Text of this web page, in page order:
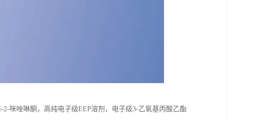
咪唑啉酮，高纯电子级EEP溶剂，电子级3-乙氧基丙酸乙酯